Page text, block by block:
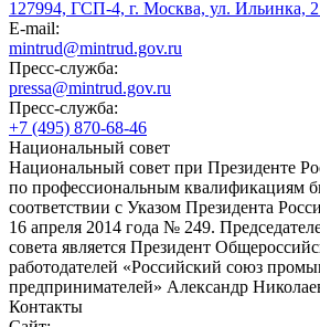
127994, ГСП-4, г. Москва, ул. Ильинка,
E-mail:
mintrud@mintrud.gov.ru
Пресс-служба:
pressa@mintrud.gov.ru
Пресс-служба:
+7 (495) 870-68-46
Национальный совет
Национальный совет при Президенте
по профессиональным квалификациям
соответствии с Указом Президента
16 апреля 2014 года № 249.
совета является Президент
работодателей «Российский союз
предпринимателей» Александр
Контакты